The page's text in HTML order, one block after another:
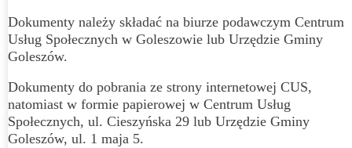
Dokumenty należy składać na biurze podawczym Centrum
Usług Społecznych w Goleszowie lub Urzędzie Gminy
Goleszów.
Dokumenty do pobrania ze strony internetowej CUS,
natomiast w formie papierowej w Centrum Usług
Społecznych, ul. Cieszyńska 29 lub Urzędzie Gminy
Goleszów, ul. 1 maja 5.